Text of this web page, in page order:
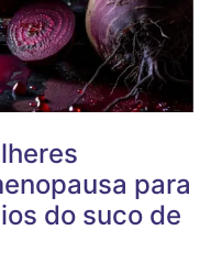
para
do suco de